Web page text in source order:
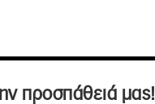
προσπάθειά μας!